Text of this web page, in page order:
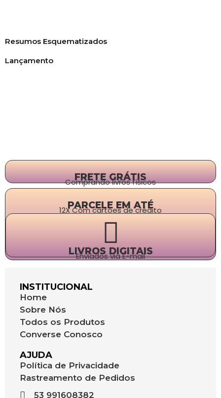
Resumos Esquematizados
Lançamento
FRETE GRÁTIS
Comprando livros físicos
PARCELE EM ATÉ
12X Com cartões de crédito
LIVROS DIGITAIS
Enviados via E-mail
INSTITUCIONAL
Home
Sobre Nós
Todos os Produtos
Converse Conosco
AJUDA
Política de Privacidade
Rastreamento de Pedidos
53 991608382